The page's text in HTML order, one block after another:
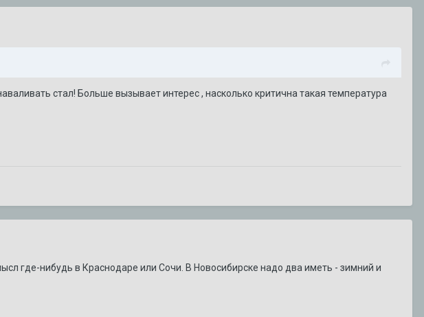
стал! Больше вызывает интерес , насколько критична такая температура
где-нибудь в Краснодаре или Сочи. В Новосибирске надо два иметь - зимний и